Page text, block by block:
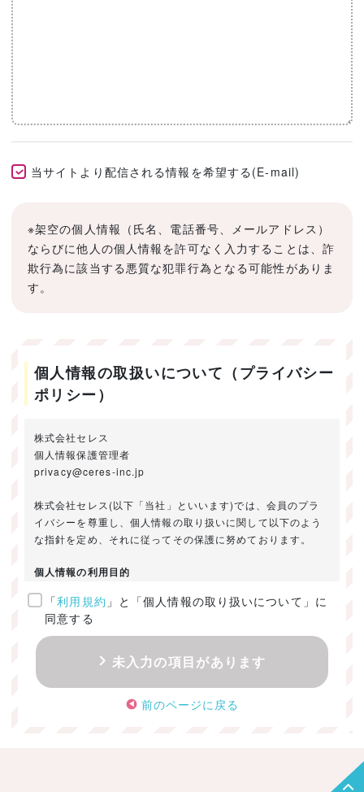
当サイトより配信される情報を希望する(E-mail)
※架空の個人情報（氏名、電話番号、メールアドレス）
ならびに他人の個人情報を許可なく入力することは、詐
欺行為に該当する悪質な犯罪行為となる可能性がありま
す。
個人情報の取扱いについて（プライバシー
ポリシー）
株式会社セレス
個人情報保護管理者
privacy@ceres-inc.jp
株式会社セレス(以下「当社」といいます)では、会員のプラ
イバシーを尊重し、個人情報の取り扱いに関して以下のよう
な指針を定め、それに従ってその保護に努めております。
個人情報の利用目的
ご提供いただきました個人情報は、以下のためにのみ利用い
たします。
・お問い合わせに対する回答及び資料送付のご連絡
・当社のお客様向けサービスの提供
・本人確認
・サービスの開発・改善のための分析
「利用規約 」と「個人情報の取り扱いについて」に
同意する
未入力の項目があります
前のページに戻る